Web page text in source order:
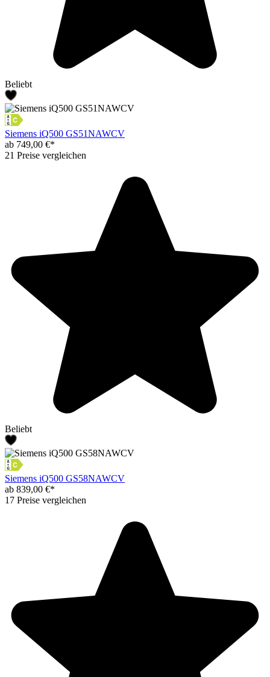
Beliebt
Siemens iQ500 GS51NAWCV
ab 749,00 €*
21 Preise vergleichen
Beliebt
Siemens iQ500 GS58NAWCV
ab 839,00 €*
17 Preise vergleichen